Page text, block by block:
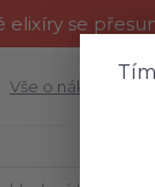
elixíry se
Vše o nákupu